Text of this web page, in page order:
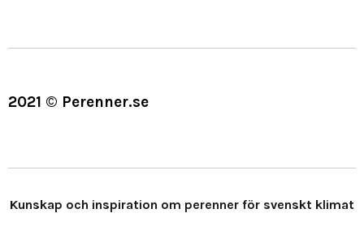
2021 © Perenner.se
Kunskap och inspiration om perenner för svenskt klimat